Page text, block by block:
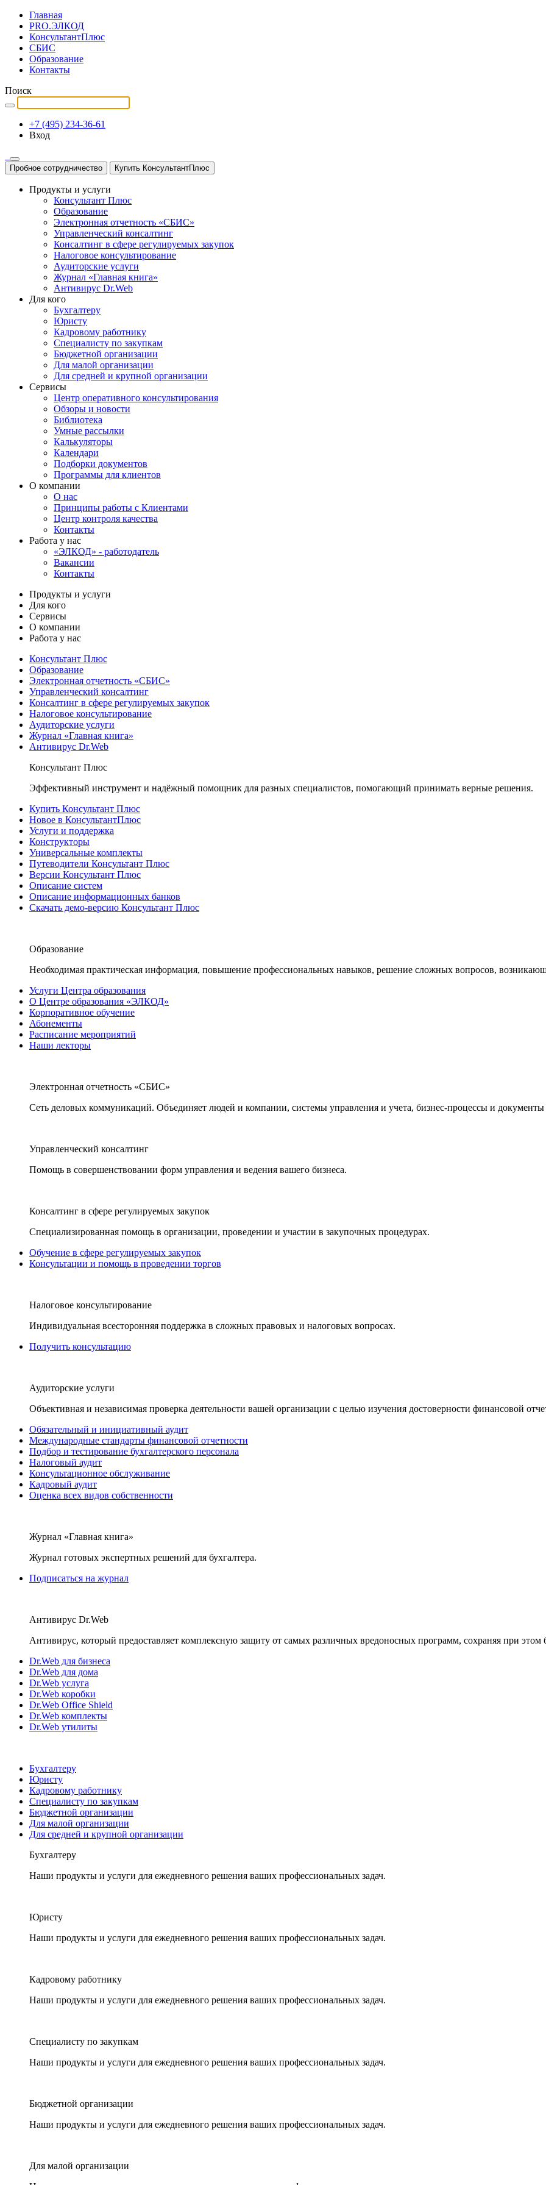
Главная
PRO.ЭЛКОД
КонсультантПлюс
СБИС
Образование
Контакты
Поиск
+7 (495) 234-36-61
Вход
Пробное сотрудничество Купить КонсультантПлюс
Продукты и услуги
Консультант Плюс
Образование
Электронная отчетность «СБИС»
Управленческий консалтинг
Консалтинг в сфере регулируемых закупок
Налоговое консультирование
Аудиторские услуги
Журнал «Главная книга»
Антивирус Dr.Web
Для кого
Бухгалтеру
Юристу
Кадровому работнику
Специалисту по закупкам
Бюджетной организации
Для малой организации
Для средней и крупной организации
Сервисы
Центр оперативного консультирования
Обзоры и новости
Библиотека
Умные рассылки
Калькуляторы
Календари
Подборки документов
Программы для клиентов
О компании
О нас
Принципы работы с Клиентами
Центр контроля качества
Контакты
Работа у нас
«ЭЛКОД» - работодатель
Вакансии
Контакты
Продукты и услуги
Для кого
Сервисы
О компании
Работа у нас
Консультант Плюс
Образование
Электронная отчетность «СБИС»
Управленческий консалтинг
Консалтинг в сфере регулируемых закупок
Налоговое консультирование
Аудиторские услуги
Журнал «Главная книга»
Антивирус Dr.Web
Консультант Плюс
Эффективный инструмент и надёжный помощник для разных специалистов, помогающий принимать верные решения.
Купить Консультант Плюс
Новое в КонсультантПлюс
Услуги и поддержка
Конструкторы
Универсальные комплекты
Путеводители Консультант Плюс
Версии Консультант Плюс
Описание систем
Описание информационных банков
Скачать демо-версию Консультант Плюс
Образование
Необходимая практическая информация, повышение профессиональных навыков, решение сложных вопросов,
Услуги Центра образования
О Центре образования «ЭЛКОД»
Корпоративное обучение
Абонементы
Расписание мероприятий
Наши лекторы
Электронная отчетность «СБИС»
Сеть деловых коммуникаций. Объединяет людей и компании, системы управления и учета, бизнес-процессы и документы
Управленческий консалтинг
Помощь в совершенствовании форм управления и ведения вашего бизнеса.
Консалтинг в сфере регулируемых закупок
Специализированная помощь в организации, проведении и участии в закупочных процедурах.
Обучение в сфере регулируемых закупок
Консультации и помощь в проведении торгов
Налоговое консультирование
Индивидуальная всесторонняя поддержка в сложных правовых и налоговых вопросах.
Получить консультацию
Аудиторские услуги
Объективная и независимая проверка деятельности вашей организации с целью изучения достоверности финансовой
Обязательный и инициативный аудит
Международные стандарты финансовой отчетности
Подбор и тестирование бухгалтерского персонала
Налоговый аудит
Консультационное обслуживание
Кадровый аудит
Оценка всех видов собственности
Журнал «Главная книга»
Журнал готовых экспертных решений для бухгалтера.
Подписаться на журнал
Антивирус Dr.Web
Антивирус, который предоставляет комплексную защиту от самых различных вредоносных программ, сохраняя при этом
Dr.Web для бизнеса
Dr.Web для дома
Dr.Web услуга
Dr.Web коробки
Dr.Web Office Shield
Dr.Web комплекты
Dr.Web утилиты
Бухгалтеру
Юристу
Кадровому работнику
Специалисту по закупкам
Бюджетной организации
Для малой организации
Для средней и крупной организации
Бухгалтеру
Наши продукты и услуги для ежедневного решения ваших профессиональных задач.
Юристу
Наши продукты и услуги для ежедневного решения ваших профессиональных задач.
Кадровому работнику
Наши продукты и услуги для ежедневного решения ваших профессиональных задач.
Специалисту по закупкам
Наши продукты и услуги для ежедневного решения ваших профессиональных задач.
Бюджетной организации
Наши продукты и услуги для ежедневного решения ваших профессиональных задач.
Для малой организации